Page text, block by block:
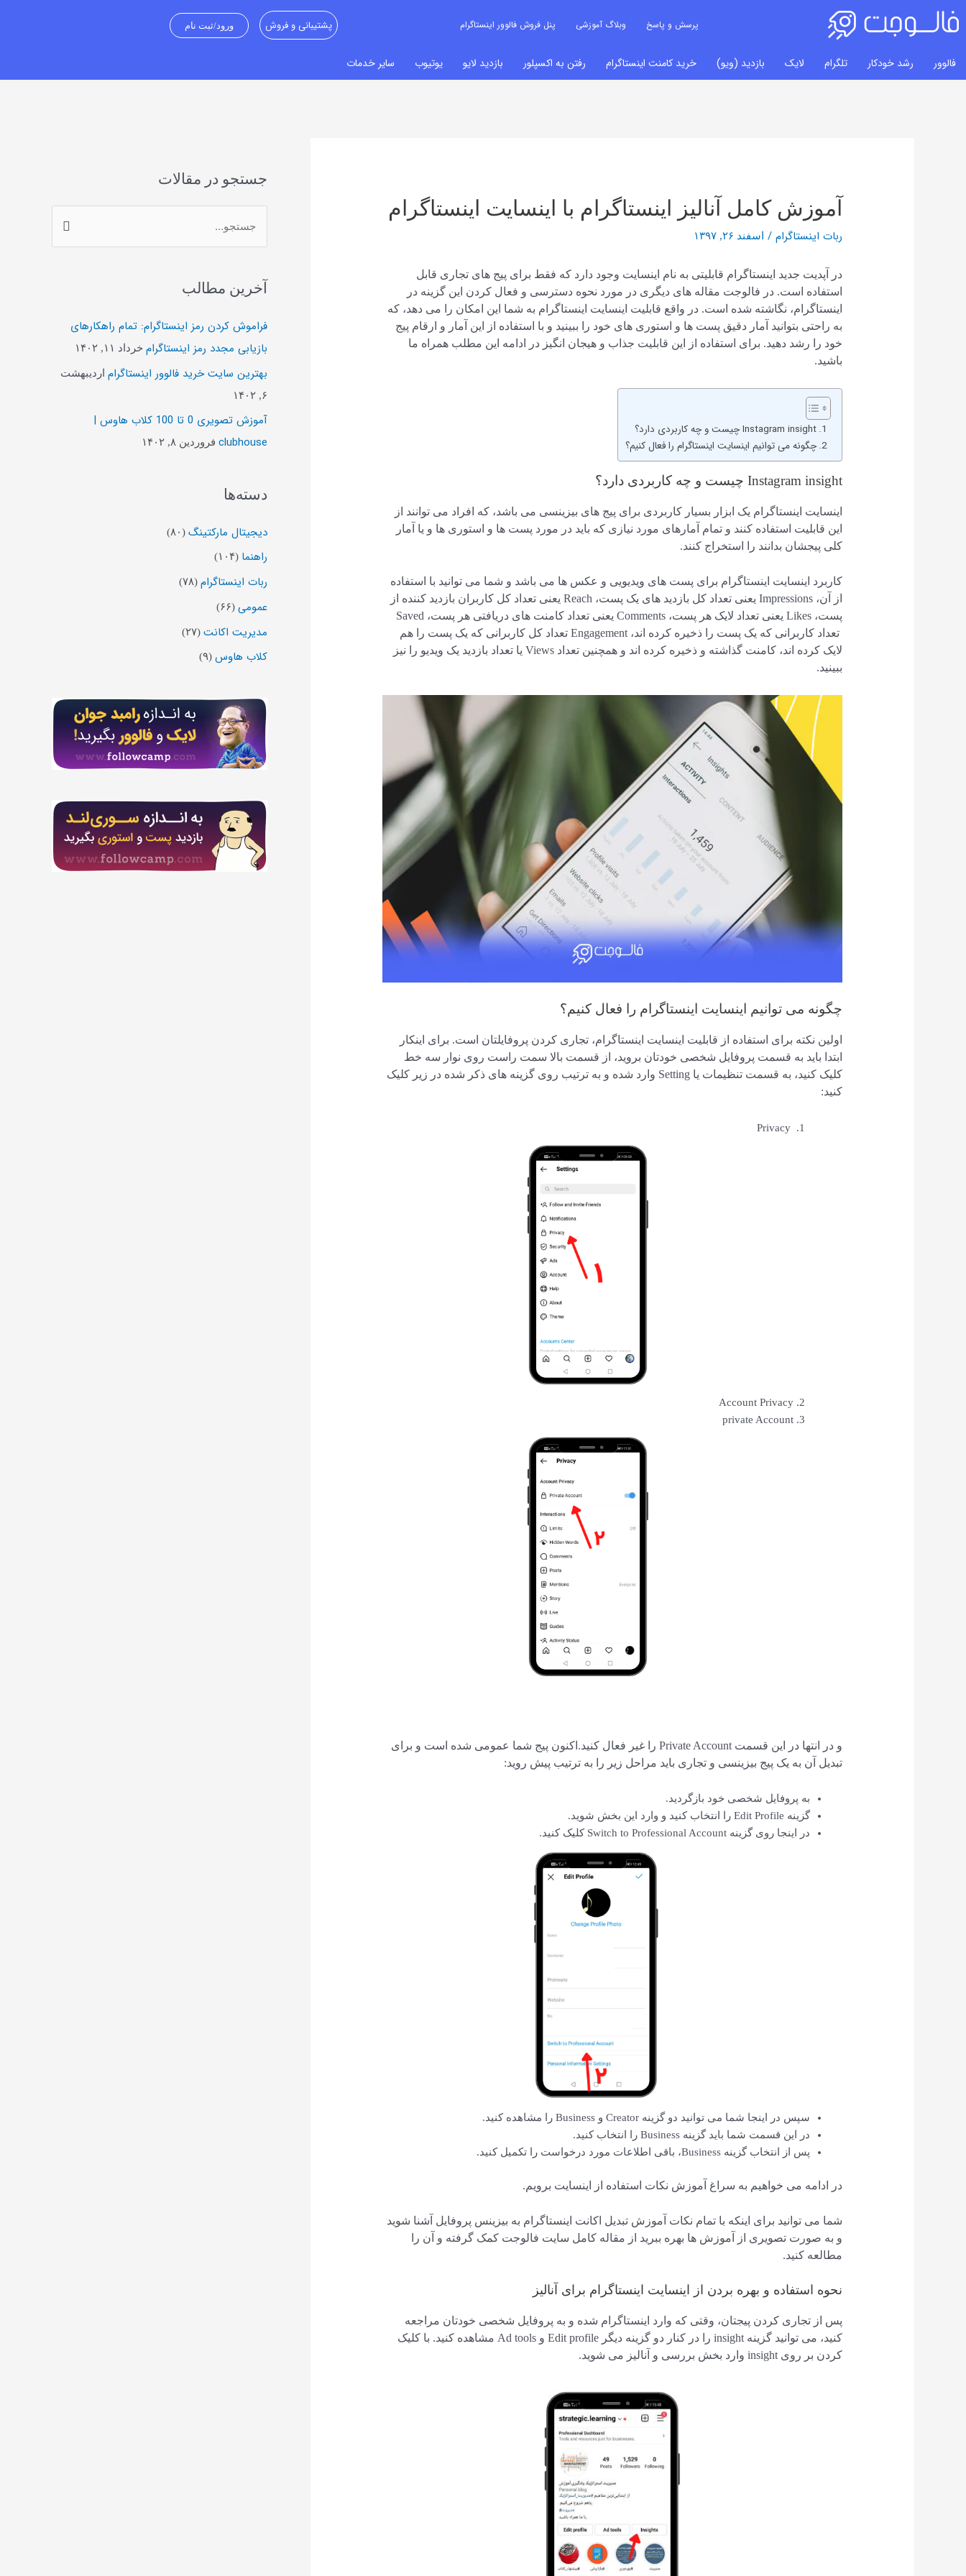
پرسش و پاسخ وبلاگ آموزشی پنل فروش فالوور اینستاگرام پشتیبانی و فروش ورود/ثبت نام
فالوور رشد خودکار تلگرام لایک بازدید (ویو) خرید کامنت اینستاگرام رفتن به اکسپلور بازدید لایو یوتیوب سایر خدمات
آموزش کامل آنالیز اینستاگرام با اینسایت اینستاگرام
ربات اینستاگرام / اسفند ۲۶, ۱۳۹۷
در آپدیت جدید اینستاگرام قابلیتی به نام اینسایت وجود دارد که فقط برای پیج های تجاری قابل
استفاده است. در فالوجت مقاله های دیگری در مورد نحوه دسترسی و فعال کردن این گزینه در
اینستاگرام، نگاشته شده است. در واقع قابلیت اینسایت اینستاگرام به شما این امکان را می دهد، که
به راحتی بتوانید آمار دقیق پست ها و استوری های خود را ببینید و با استفاده از این آمار و ارقام پیج
خود را رشد دهید. برای استفاده از این قابلیت جذاب و هیجان انگیز در ادامه این مطلب همراه ما
باشید.
Instagram insight چیست و چه کاربردی دارد؟
چگونه می توانیم اینسایت اینستاگرام را فعال کنیم؟
Instagram insight چیست و چه کاربردی دارد؟
اینسایت اینستاگرام یک ابزار بسیار کاربردی برای پیج های بیزینسی می باشد، که افراد می توانند از
این قابلیت استفاده کنند و تمام آمارهای مورد نیازی که باید در مورد پست ها و استوری ها و یا آمار
کلی پیجشان بدانند را استخراج کنند.
کاربرد اینسایت اینستاگرام برای پست های ویدیویی و عکس ها می باشد و شما می توانید با استفاده
از آن، Impressions یعنی تعداد کل بازدید های یک پست، Reach یعنی تعداد کل کاربران بازدید کننده از
پست، Likes یعنی تعداد لایک هر پست، Comments یعنی تعداد کامنت های دریافتی هر پست، Saved
تعداد کاربرانی که یک پست را ذخیره کرده اند، Engagement تعداد کل کاربرانی که یک پست را هم
لایک کرده اند، کامنت گذاشته و ذخیره کرده اند و همچنین تعداد Views یا تعداد بازدید یک ویدیو را نیز
ببینید.
چگونه می توانیم اینسایت اینستاگرام را فعال کنیم؟
اولین نکته برای استفاده از قابلیت اینسایت اینستاگرام، تجاری کردن پروفایلتان است. برای اینکار
ابتدا باید به قسمت پروفایل شخصی خودتان بروید، از قسمت بالا سمت راست روی نوار سه خط
کلیک کنید، به قسمت تنظیمات یا Setting وارد شده و به ترتیب روی گزینه های ذکر شده در زیر کلیک
کنید:
Account Privacy
private Account
و در انتها در این قسمت Private Account را غیر فعال کنید.اکنون پیج شما عمومی شده است و برای
تبدیل آن به یک پیج بیزینسی و تجاری باید مراحل زیر را به ترتیب پیش روید:
به پروفایل شخصی خود بازگردید.
گزینه Edit Profile را انتخاب کنید و وارد این بخش شوید.
در اینجا روی گزینه Switch to Professional Account کلیک کنید.
سپس در اینجا شما می توانید دو گزینه Creator و Business را مشاهده کنید.
در این قسمت شما باید گزینه Business را انتخاب کنید.
پس از انتخاب گزینه Business، باقی اطلاعات مورد درخواست را تکمیل کنید.
در ادامه می خواهیم به سراغ آموزش نکات استفاده از اینسایت برویم.
شما می توانید برای اینکه با تمام نکات آموزش تبدیل اکانت اینستاگرام به بیزینس پروفایل آشنا شوید
و به صورت تصویری از آموزش ها بهره ببرید از مقاله کامل سایت فالوجت کمک گرفته و آن را
مطالعه کنید.
نحوه استفاده و بهره بردن از اینسایت اینستاگرام برای آنالیز
پس از تجاری کردن پیجتان، وقتی که وارد اینستاگرام شده و به پروفایل شخصی خودتان مراجعه
کنید، می توانید گزینه insight را در کنار دو گزینه دیگر Edit profile و Ad tools مشاهده کنید. با کلیک
کردن بر روی insight وارد بخش بررسی و آنالیز می شوید.
جستجو در مقالات
س
ج
ا
ی
:
آخرین مطالب
فراموش کردن رمز اینستاگرام: تمام راهکارهای
بازیابی مجدد رمز اینستاگرام خرداد ۱۱, ۱۴۰۲
بهترین سایت خرید فالوور اینستاگرام اردیبهشت
۶, ۱۴۰۲
آموزش تصویری 0 تا 100 کلاب هاوس |
clubhouse فروردین ۸, ۱۴۰۲
دسته‌ها
دیجیتال مارکتینگ (۸۰)
راهنما (۱۰۴)
ربات اینستاگرام (۷۸)
عمومی (۶۶)
مدیریت اکانت (۲۷)
کلاب هاوس (۹)